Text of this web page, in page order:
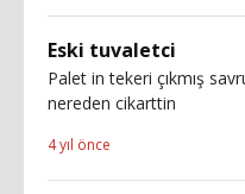
Eski tuvaletci
Palet in tekeri çıkmış
nereden cikarttin
4 yıl önce